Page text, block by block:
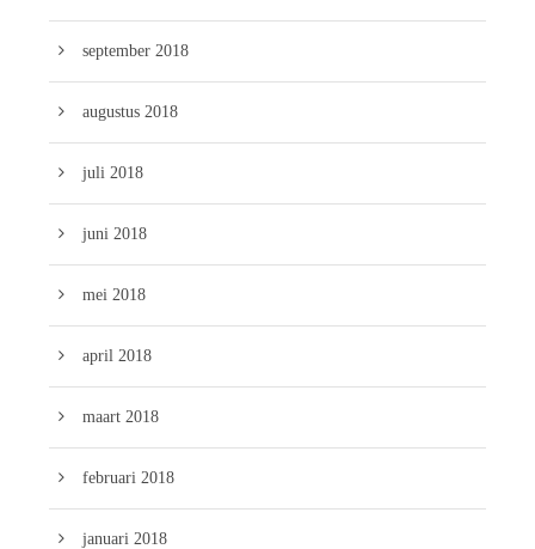
september 2018
augustus 2018
juli 2018
juni 2018
mei 2018
april 2018
maart 2018
februari 2018
januari 2018